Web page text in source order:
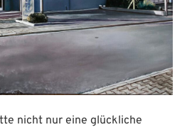
nicht nur eine glückliche